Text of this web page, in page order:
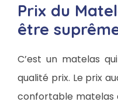
Prix du
être
C’est un matelas
qualité prix. Le prix
confortable matelas